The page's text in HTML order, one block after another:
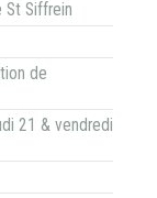
St Siffrein
de
21 & vendredi